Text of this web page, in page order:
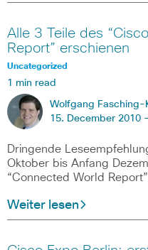
Alle 3 Teile des
Report” erschienen
Uncategorized
1 min read
Wolfgang Fasching-
15. December 2010 -
Dringende
Oktober bis Anfang
“Connected World
Weiter lesen